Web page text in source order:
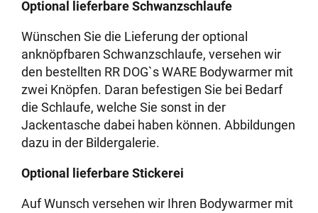
Optional lieferbare Schwanzschlaufe
Wünschen Sie die Lieferung der optional
anknöpfbaren Schwanzschlaufe, versehen wir
den bestellten RR DOG`s WARE Bodywarmer mit
zwei Knöpfen. Daran befestigen Sie bei Bedarf
die Schlaufe, welche Sie sonst in der
Jackentasche dabei haben können. Abbildungen
dazu in der Bildergalerie.
Optional lieferbare Stickerei
Auf Wunsch versehen wir Ihren Bodywarmer mit